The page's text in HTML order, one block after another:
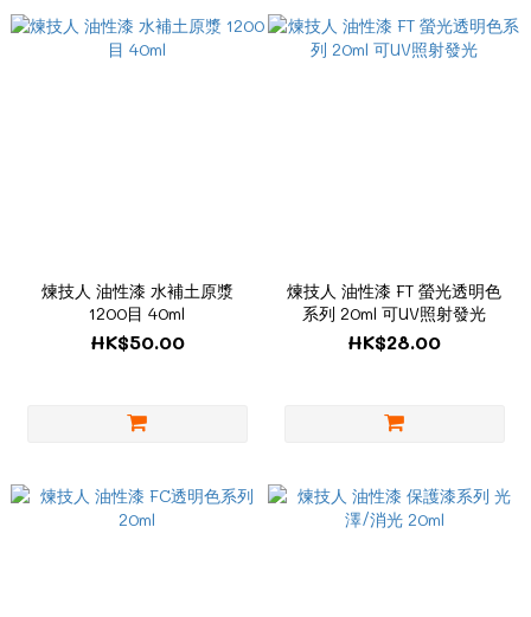
煉技人 油性漆 水補土原漿
1200目 40ml
HK$50.00
煉技人 油性漆 FT 螢光透明色
系列 20ml 可UV照射發光
HK$28.00